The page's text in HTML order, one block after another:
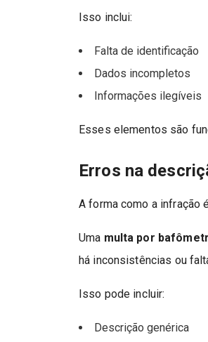
Isso inclui:
Falta de identificação
Dados incompletos
Informações ilegíveis
Esses elementos são
Erros na
A forma como a infração
Uma multa por
há inconsistências ou
Isso pode incluir:
Descrição genérica